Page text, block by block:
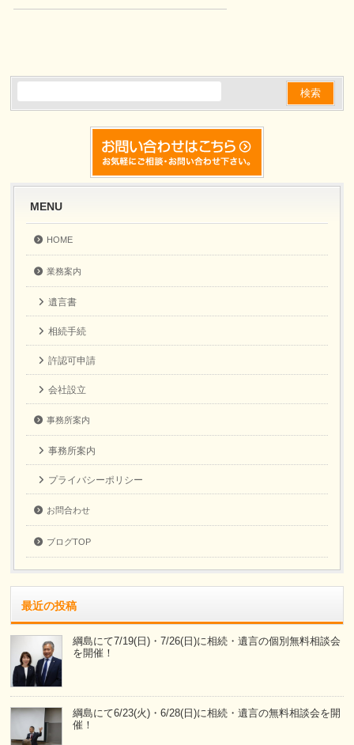
MENU
HOME
業務案内
遺言書
相続手続
許認可申請
会社設立
事務所案内
事務所案内
プライバシーポリシー
お問合わせ
ブログTOP
最近の投稿
綱島にて7/19(日)・7/26(日)に相続・遺言の個別無料相談会
を開催！
綱島にて6/23(火)・6/28(日)に相続・遺言の無料相談会を開
催！